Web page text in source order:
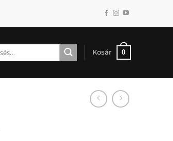
Kosár 0